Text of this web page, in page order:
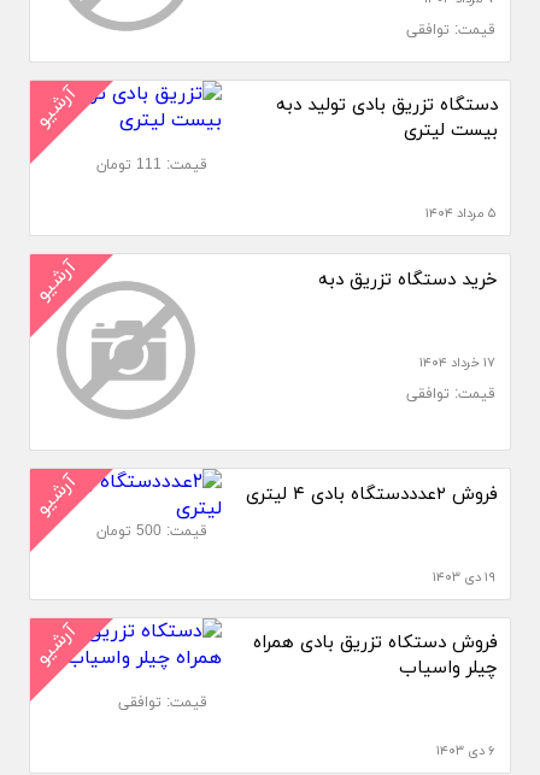
قیمت: توافقی
آرشیو
دستگاه تزریق بادی تولید دبه
بیست لیتری
۵ مرداد ۱۴۰۴
قیمت: 111 تومان
آرشیو خرید دستگاه تزریق دبه
۱۷ خرداد ۱۴۰۴
قیمت: توافقی
آرشیو فروش ۲عدددستگاه بادی ۴ لیتری
۱۹ دی ۱۴۰۳
قیمت: 500 تومان
آرشیو
فروش دستکاه تزریق بادی همراه
چیلر واسیاب
۶ دی ۱۴۰۳
قیمت: توافقی